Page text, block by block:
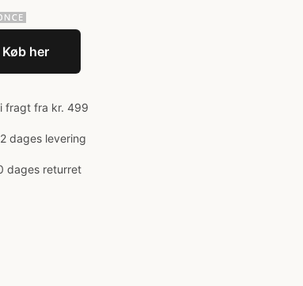
Køb her
fragt fra kr. 499
dages levering
dages returret